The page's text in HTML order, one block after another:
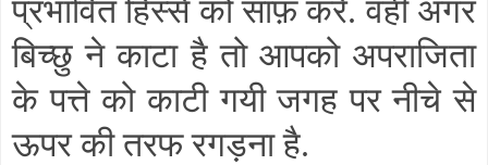
प्रभावित हिस्से को साफ़ करें. वहीँ अगर
बिच्छु ने काटा है तो आपको अपराजिता
के पत्ते को काटी गयी जगह पर नीचे से
ऊपर की तरफ रगड़ना है.